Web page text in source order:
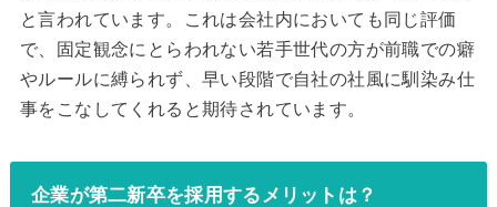
と言われています。これは会社内においても同じ評価
で、固定観念にとらわれない若手世代の方が前職での癖
やルールに縛られず、早い段階で自社の社風に馴染み仕
事をこなしてくれると期待されています。
企業が第二新卒を採用するメリットは？